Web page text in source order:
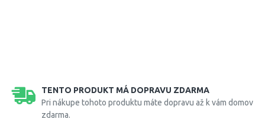
TENTO PRODUKT MÁ DOPRAVU ZDARMA
Pri nákupe tohoto produktu máte dopravu až k vám domov
zdarma.